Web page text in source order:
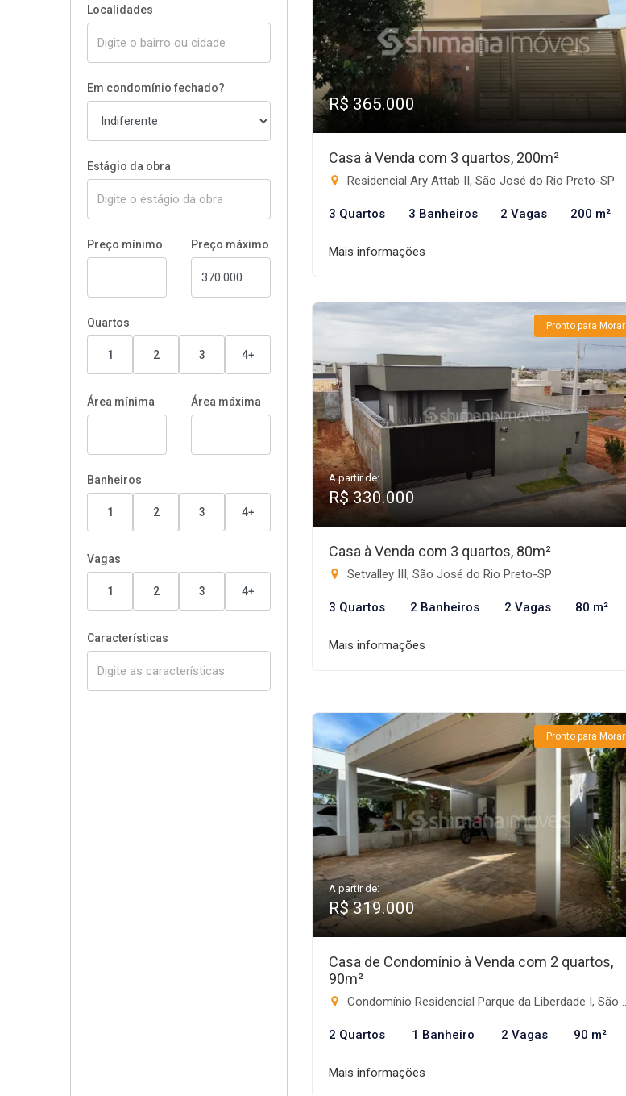
Localidades
Em condomínio fechado?
Estágio da obra
Preço mínimo Preço máximo
Quartos
1 2 3 4+
Área mínima Área máxima
Banheiros
1 2 3 4+
Vagas
1 2 3 4+
Características
R$ 365.000
Casa à Venda com 3 quartos, 200m²
Residencial Ary Attab II, São José do Rio Preto-SP
3 Quartos 3 Banheiros 2 Vagas 200 m²
Mais informações
Pronto para Morar
A partir de:
R$ 330.000
Casa à Venda com 3 quartos, 80m²
Setvalley III, São José do Rio Preto-SP
3 Quartos 2 Banheiros 2 Vagas 80 m²
Mais informações
Pronto para Morar
A partir de:
R$ 319.000
Casa de Condomínio à Venda com 2 quartos,
90m²
Condomínio Residencial Parque da Liberdade I, São José do Rio Preto-SP
2 Quartos 1 Banheiro 2 Vagas 90 m²
Mais informações